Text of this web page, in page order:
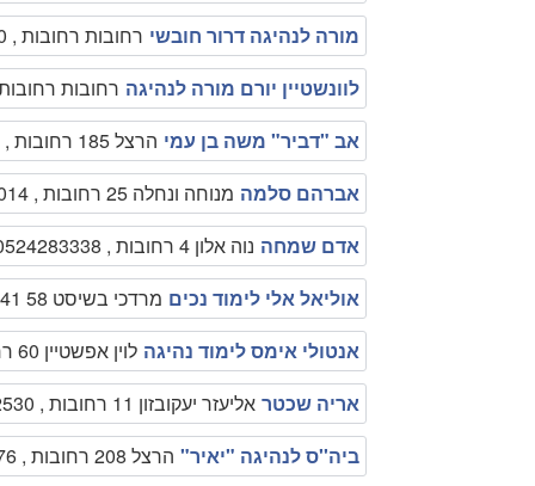
מורה לנהיגה דרור חובשי רחובות רחובות , 0000000
לוונשטיין יורם מורה לנהיגה רחובות רחובות ,
אב "דביר" משה בן עמי הרצל 185 רחובות , 0522515528
אברהם סלמה מנוחה ונחלה 25 רחובות , 0507610014
אדם שמחה נוה אלון 4 רחובות , 0524283338
אוליאל אלי לימוד נכים מרדכי בשיסט 58 41 41 ג רחובות , 0542345678
אנטולי אימס לימוד נהיגה לוין אפשטיין 60 רחובות , 0505507111
אריה שכטר אליעזר יעקובזון 11 רחובות , 089452530
ביה''ס לנהיגה "יאיר" הרצל 208 רחובות , 0504569876